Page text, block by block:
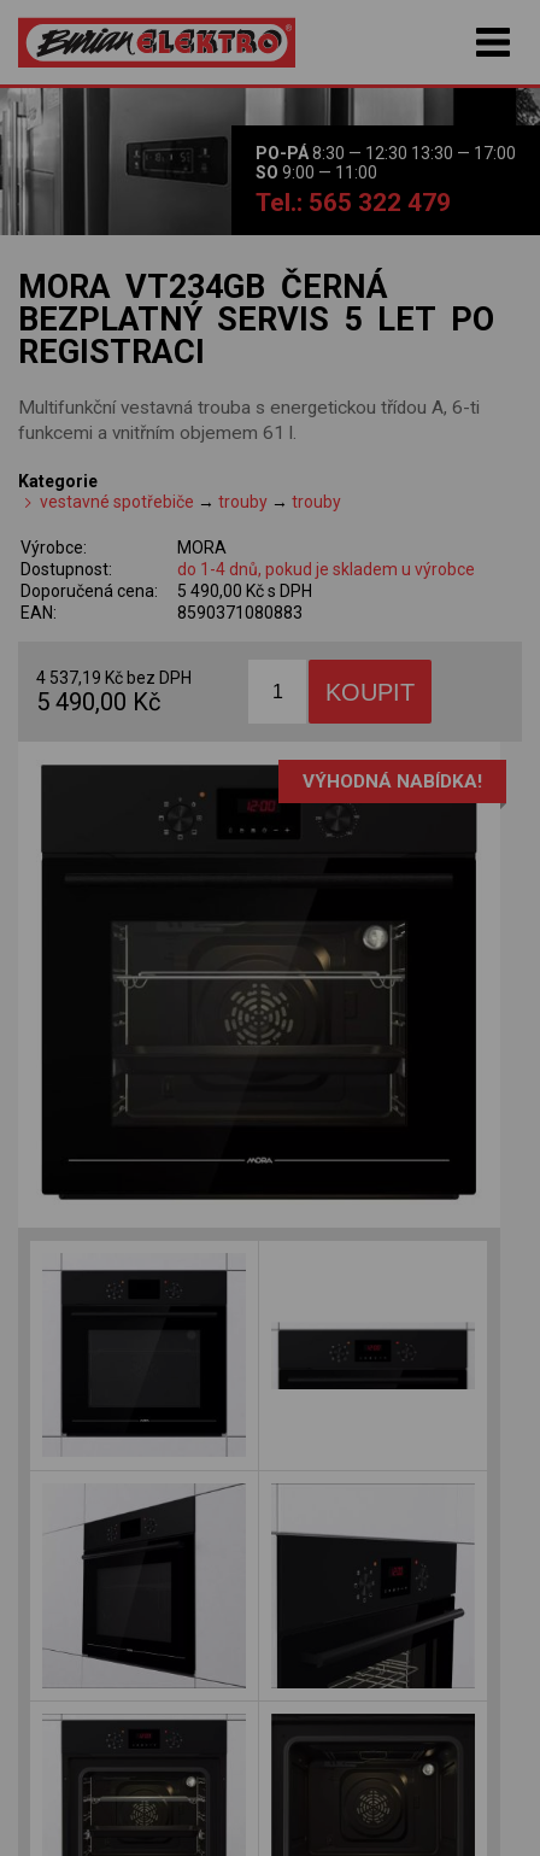
PO-PÁ8:30 — 12:30 13:30 — 17:00
SO 9:00 — 11:00
Tel.: 565 322 479
MORA VT234GB ČERNÁ
BEZPLATNÝ SERVIS 5 LET PO
REGISTRACI
Multifunkční vestavná trouba s energetickou třídou A, 6-ti
funkcemi a vnitřním objemem 61 l.
Kategorie
vestavné spotřebiče →trouby →trouby
Výrobce:
MORA
Dostupnost:
do 1-4 dnů, pokud je skladem u výrobce
Doporučená cena:
5 490,00 Kč s DPH
EAN:
8590371080883
4 537,19 Kč bez DPH
5 490,00 Kč
VÝHODNÁ NABÍDKA!